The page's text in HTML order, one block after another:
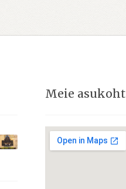
Meie asukoht